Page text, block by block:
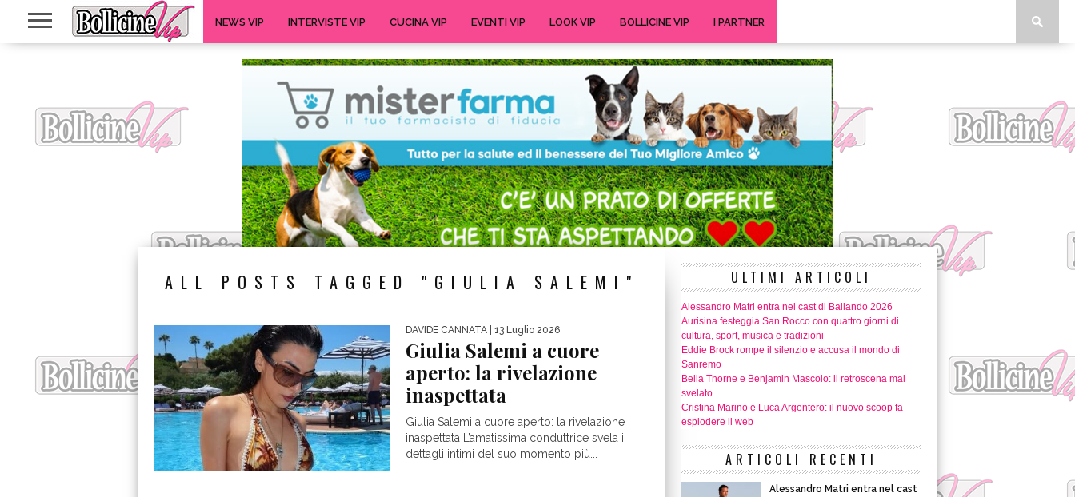
NEWS VIP INTERVISTE VIP CUCINA VIP EVENTI VIP LOOK VIP BOLLICINE VIP I PARTNER
ALL POSTS TAGGED "GIULIA SALEMI"
DAVIDE CANNATA | 13 Luglio 2026
Giulia Salemi a cuore
aperto: la rivelazione
inaspettata
Giulia Salemi a cuore aperto: la rivelazione
inaspettata L’amatissima conduttrice svela i
dettagli intimi del suo momento più...
ULTIMI ARTICOLI
Alessandro Matri entra nel cast di Ballando 2026
Aurisina festeggia San Rocco con quattro giorni di
cultura, sport, musica e tradizioni
Eddie Brock rompe il silenzio e accusa il mondo di
Sanremo
Bella Thorne e Benjamin Mascolo: il retroscena mai
svelato
Cristina Marino e Luca Argentero: il nuovo scoop fa
esplodere il web
ARTICOLI RECENTI
Alessandro Matri entra nel cast